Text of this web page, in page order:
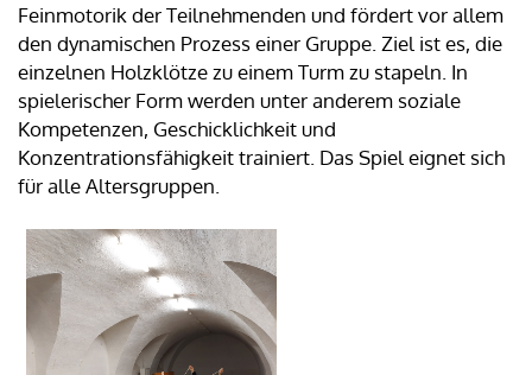
Feinmotorik der Teilnehmenden und fördert vor allem
den dynamischen Prozess einer Gruppe. Ziel ist es, die
einzelnen Holzklötze zu einem Turm zu stapeln. In
spielerischer Form werden unter anderem soziale
Kompetenzen, Geschicklichkeit und
Konzentrationsfähigkeit trainiert. Das Spiel eignet sich
für alle Altersgruppen.